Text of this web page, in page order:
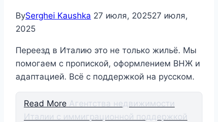
BySerghei Kaushka 27 июля, 202527 июля,
2025
Переезд в Италию это не только жильё. Мы
помогаем с пропиской, оформлением ВНЖ и
адаптацией. Всё с поддержкой на русском.
Read More Агентства недвижимости
Италии с иммиграционной поддержкой